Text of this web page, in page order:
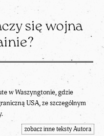
się wojna
w Waszyngtonie, gdzie
USA, ze szczególnym
zobacz inne teksty Autora